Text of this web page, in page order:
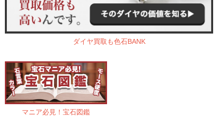
ダイヤ買取も色石BANK
マニア必見！宝石図鑑